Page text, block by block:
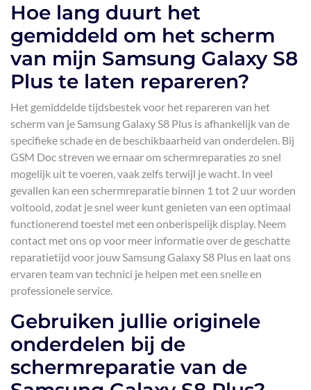
Hoe lang duurt het
gemiddeld om het scherm
van mijn Samsung Galaxy S8
Plus te laten repareren?
Het gemiddelde tijdsbestek voor het repareren van het
scherm van je Samsung Galaxy S8 Plus is afhankelijk van de
specifieke schade en de beschikbaarheid van onderdelen. Bij
GSM Doc streven we ernaar om schermreparaties zo snel
mogelijk uit te voeren, vaak zelfs terwijl je wacht. In veel
gevallen kan een schermreparatie binnen 1 tot 2 uur worden
voltooid, zodat je snel weer kunt genieten van een optimaal
functionerend toestel met een onberispelijk display. Neem
contact met ons op voor meer informatie over de geschatte
reparatietijd voor jouw Samsung Galaxy S8 Plus en laat ons
ervaren team van technici je helpen met een snelle en
professionele service.
Gebruiken jullie originele
onderdelen bij de
schermreparatie van de